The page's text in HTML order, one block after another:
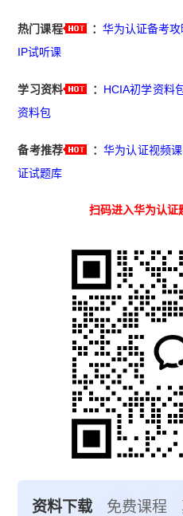
热门课程 ： 华为认证备考攻
IP试听课
学习资料 ： HCIA初学资料
资料包
备考推荐 ： 华为认证视频
证试题库
扫码进入华为认
资料下载 免费课程